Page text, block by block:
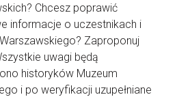
Chcesz poprawić
informacje o uczestnikach i
Zaproponuj
uwagi będą
historyków Muzeum
i po weryfikacji uzupełniane